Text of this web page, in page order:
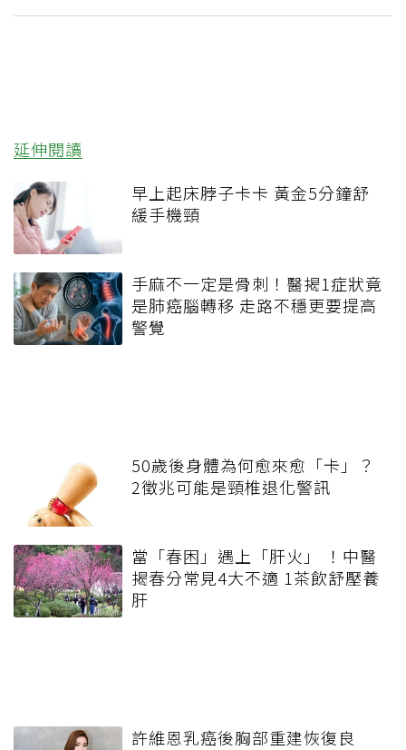
延伸閱讀
早上起床脖子卡卡 黃金5分鐘舒
緩手機頸
手麻不一定是骨刺！醫揭1症狀竟
是肺癌腦轉移 走路不穩更要提高
警覺
50歲後身體為何愈來愈「卡」？
2徵兆可能是頸椎退化警訊
當「春困」遇上「肝火」 ！中醫
揭春分常見4大不適 1茶飲舒壓養
肝
許維恩乳癌後胸部重建恢復良